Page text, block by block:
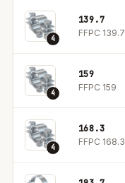
4
139.7
FFPC 139.7
4
159
FFPC 159
4
168.3
FFPC 168.3